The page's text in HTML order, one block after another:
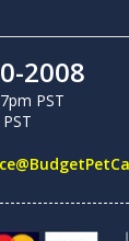
2008
PST